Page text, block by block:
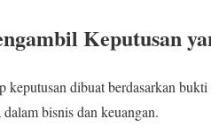
Keputusan
keputusan dibuat berdasarkan
bisnis dan keuangan.